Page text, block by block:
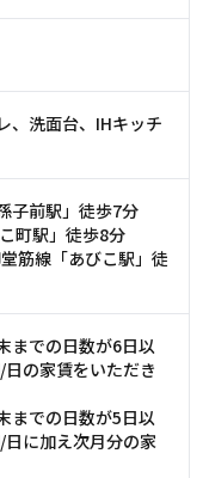
、洗面台、IHキッチ
子前駅」徒歩7分
町駅」徒歩8分
筋線「あびこ駅」徒
までの日数が6日以
の家賃をいただき
までの日数が5日以
に加え次月分の家